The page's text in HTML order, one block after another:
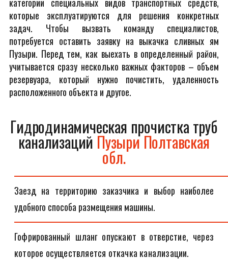
которые эксплуатируются для решения конкретных
задач. Чтобы вызвать команду специалистов,
потребуется оставить заявку на выкачка сливных ям
Пузыри. Перед тем, как выехать в определенный район,
учитывается сразу несколько важных факторов – объем
резервуара, который нужно почистить, удаленность
расположенного объекта и другое.
Гидродинамическая прочистка труб
канализаций Пузыри Полтавская
обл.
Заезд на территорию заказчика и выбор наиболее
удобного способа размещения машины.
Гофрированный шланг опускают в отверстие, через
которое осуществляется откачка канализации.